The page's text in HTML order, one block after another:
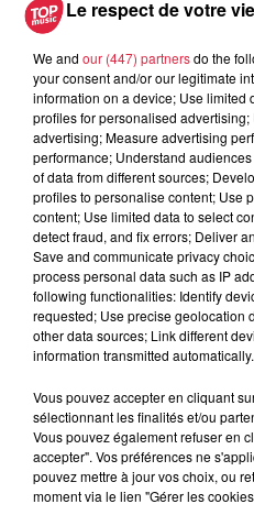
A lire aussi
6 août 2026
À Hoerdt,
robinets
6 août 2026
Tags
Catherine
6 août 2026
Au zoo de
avec les
Le respect de votre
We and our (447) partnersdo the
your consent and/or our legitimate
information on a device; Use limited
profiles for personalised
advertising; Measure advertising
performance; Understand
of data from different sources;
profiles to personalise content; Use
content; Use limited data to select
detect fraud, and fix errors; Deliver
Save and communicate privacy
process personal data such as IP
following functionalities: Identify
requested; Use precise geolocation
other data sources; Link different
information transmitted automatically.
Vous pouvez accepter en cliquant
sélectionnant les finalités et/ou
Vous pouvez également refuser en
accepter". Vos préférences ne
pouvez mettre à jour vos choix, ou
moment via le lien "Gérer les